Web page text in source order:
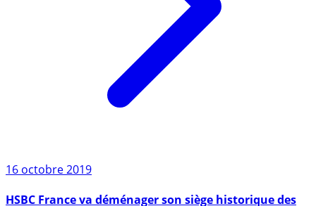
16 octobre 2019